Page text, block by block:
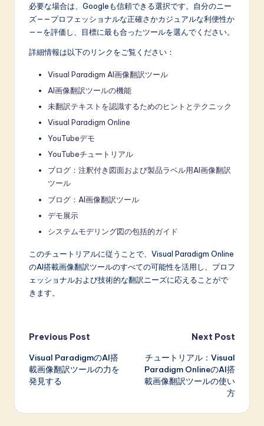
必要な場合は、Googleも信頼できる選択です。自分のニー
ズ——プロフェッショナルな正確さかカジュアルな利便性か
——を評価し、目標に最も合ったツールを選んでください。
詳細情報は以下のリンクをご覧ください：
Visual Paradigm AI画像翻訳ツール
AI画像翻訳ツールの機能
未翻訳テキストを認識するためのヒントとテクニック
Visual Paradigm Online
YouTubeデモ
YouTubeチュートリアル
ブログ：注釈付き図面および製品ラベル用AI画像翻訳
ツール
ブログ：AI画像翻訳ツール
デモ展示
システムモデリング図の包括的ガイド
このチュートリアルに従うことで、Visual Paradigm Online
のAI搭載画像翻訳ツールのすべての可能性を活用し、プロフ
ェッショナルおよび技術的な翻訳ニーズに応えることがで
きます。
Post
navigation
Previous Post
Visual ParadigmのAI搭
載画像翻訳ツールの力を
発見する
Next Post
チュートリアル：Visual
Paradigm OnlineのAI搭
載画像翻訳ツールの使い
方